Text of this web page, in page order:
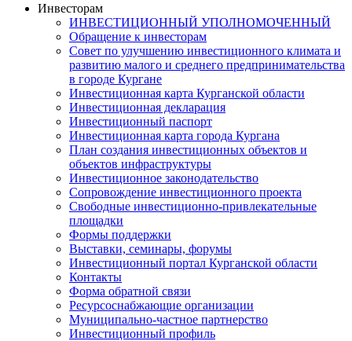
Инвесторам
ИНВЕСТИЦИОННЫЙ УПОЛНОМОЧЕННЫЙ
Обращение к инвесторам
Совет по улучшению инвестиционного климата и
развитию малого и среднего предпринимательства
в городе Кургане
Инвестиционная карта Курганской области
Инвестиционная декларация
Инвестиционный паспорт
Инвестиционная карта города Кургана
План создания инвестиционных объектов и
объектов инфраструктуры
Инвестиционное законодательство
Сопровождение инвестиционного проекта
Свободные инвестиционно-привлекательные
площадки
Формы поддержки
Выставки, семинары, форумы
Инвестиционный портал Курганской области
Контакты
Форма обратной связи
Ресурсоснабжающие организации
Муниципально-частное партнерство
Инвестиционный профиль